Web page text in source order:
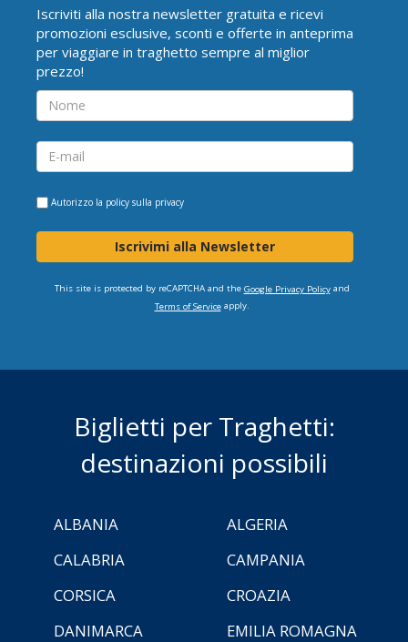
Iscriviti alla nostra newsletter gratuita e ricevi
promozioni esclusive, sconti e offerte in anteprima
per viaggiare in traghetto sempre al miglior
prezzo!
Autorizzo la policy sulla privacy
Iscrivimi alla Newsletter
This site is protected by reCAPTCHA and the Google Privacy Policyand
Terms of Serviceapply.
Biglietti per Traghetti:
destinazioni possibili
ALBANIA
ALGERIA
CALABRIA
CAMPANIA
CORSICA
CROAZIA
DANIMARCA
EMILIA ROMAGNA